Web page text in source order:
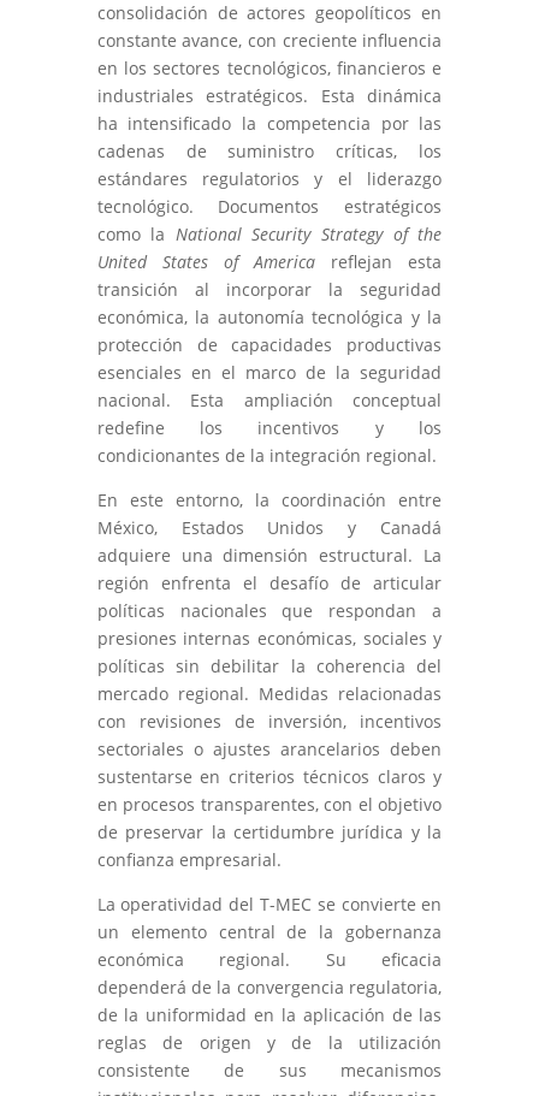
consolidación de actores geopolíticos en
constante avance, con creciente influencia
en los sectores tecnológicos, financieros e
industriales estratégicos. Esta dinámica
ha intensificado la competencia por las
cadenas de suministro críticas, los
estándares regulatorios y el liderazgo
tecnológico. Documentos estratégicos
como la National Security Strategy of the
United States of America reflejan esta
transición al incorporar la seguridad
económica, la autonomía tecnológica y la
protección de capacidades productivas
esenciales en el marco de la seguridad
nacional. Esta ampliación conceptual
redefine los incentivos y los
condicionantes de la integración regional.
En este entorno, la coordinación entre
México, Estados Unidos y Canadá
adquiere una dimensión estructural. La
región enfrenta el desafío de articular
políticas nacionales que respondan a
presiones internas económicas, sociales y
políticas sin debilitar la coherencia del
mercado regional. Medidas relacionadas
con revisiones de inversión, incentivos
sectoriales o ajustes arancelarios deben
sustentarse en criterios técnicos claros y
en procesos transparentes, con el objetivo
de preservar la certidumbre jurídica y la
confianza empresarial.
La operatividad del T-MEC se convierte en
un elemento central de la gobernanza
económica regional. Su eficacia
dependerá de la convergencia regulatoria,
de la uniformidad en la aplicación de las
reglas de origen y de la utilización
consistente de sus mecanismos